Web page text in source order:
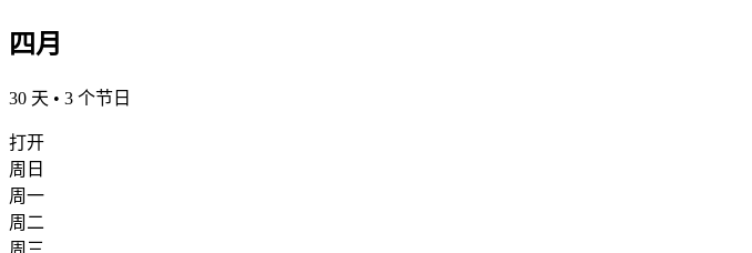
四月
30 天 • 3 个节日
打开
周日
周一
周二
周三